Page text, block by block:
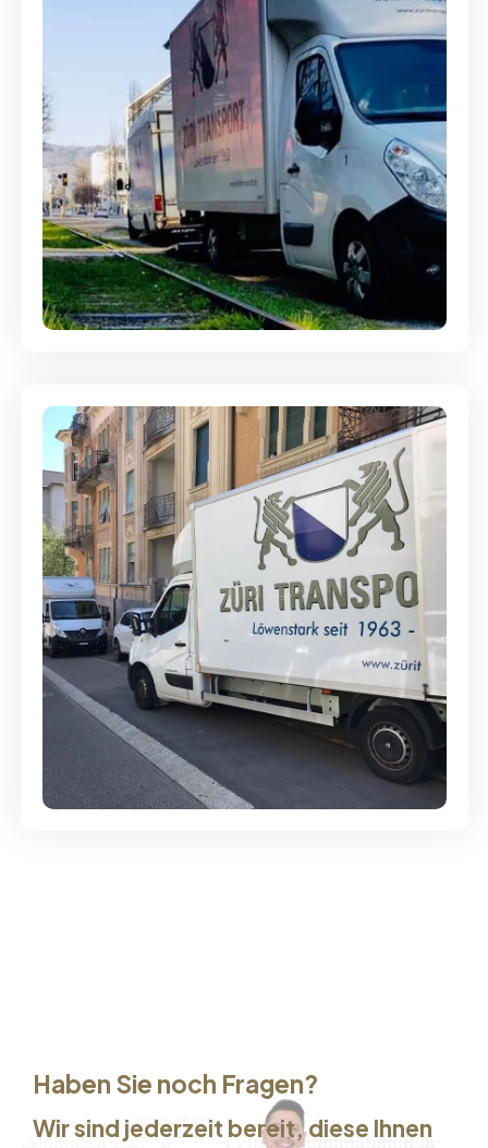
Ein- und Auspackservice
Günstige Umzüge - Hervorragender
Service
Haben Sie noch Fragen?
Wir sind jederzeit bereit, diese Ihnen